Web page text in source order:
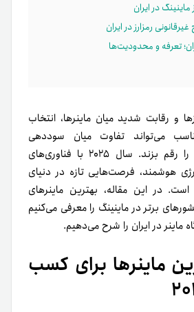
در ایران
رمزارز در ایران
تعرفه و محدودیت‌ها
و رقابت شدید میان ماینرها، انتخاب
می‌تواند تفاوت میان سوددهی
چشمگیر و زیان‌دهی را رقم بزند. سال ۲۰۲۵ با فناوری‌های
هوشمند، فرصت‌هایی تازه در دنیای
در این مقاله، بهترین ماینرهای
برتر در ماینینگ را معرفی می‌کنیم
ماینر در ایران را شرح می‌دهیم.
ماینرها برای کسب